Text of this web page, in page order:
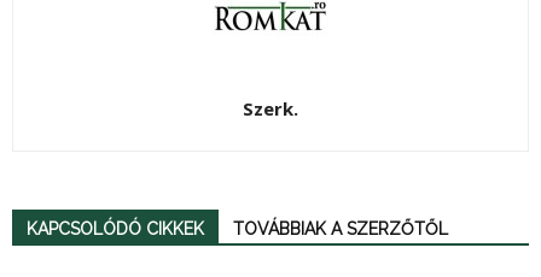
Szerk.
KAPCSOLÓDÓ CIKKEK TOVÁBBIAK A SZERZŐTŐL